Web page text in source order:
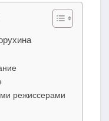
режиссерами